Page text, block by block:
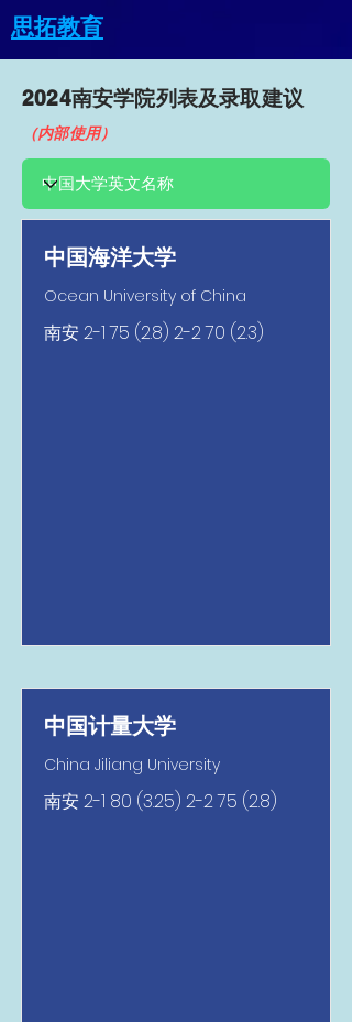
思拓教育
2024南安​学院列表及录取建议
（内部使用）
中国海洋大学
Ocean University of China
南安2-1 75 (2.8) 2-2 70 (2.3)
中国计量大学
China Jiliang University
南安2-1 80 (3.25) 2-2 75 (2.8)